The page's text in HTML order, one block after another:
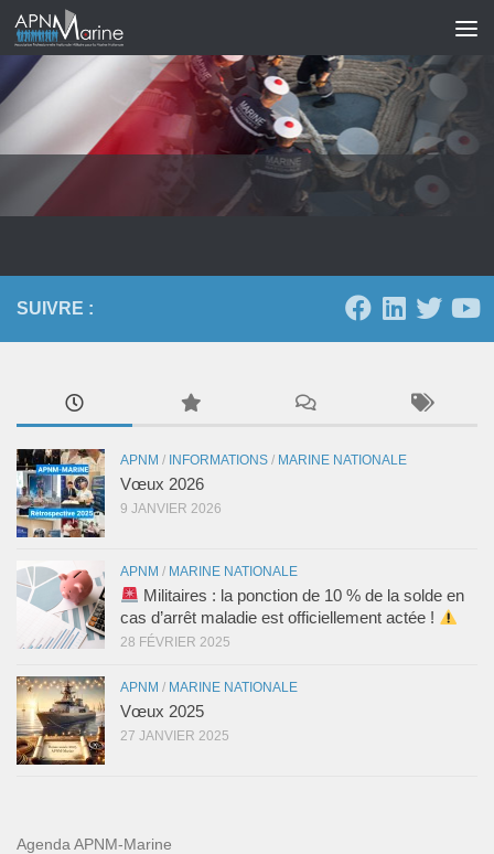
Skip to content
SUIVRE :
APNM / INFORMATIONS / MARINE NATIONALE
Vœux 2026
9 JANVIER 2026
APNM / MARINE NATIONALE
Militaires : la ponction de 10 % de la solde en
cas d’arrêt maladie est officiellement actée !
28 FÉVRIER 2025
APNM / MARINE NATIONALE
Vœux 2025
27 JANVIER 2025
Agenda APNM-Marine